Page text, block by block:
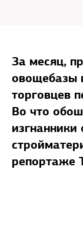
За месяц,
овощебазы
торговцев
Во что
изгнанники
репортаже